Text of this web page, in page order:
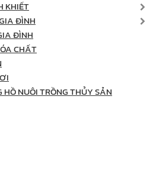
KHIẾT
ĐÌNH
ĐÌNH
CHẤT
NUÔI TRỒNG THỦY SẢN